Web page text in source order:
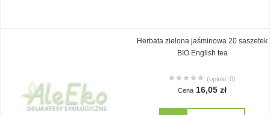
Herbata zielona jaśminowa 20 saszetek
BIO English tea
(opinie: 0)
Cena 16,05 zł